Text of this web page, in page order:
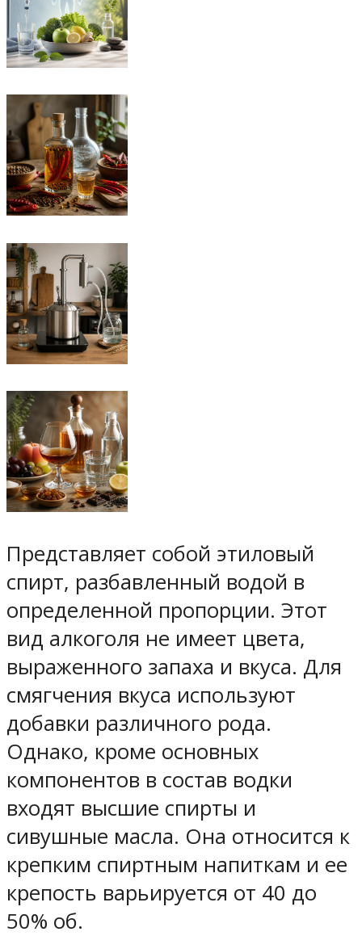
Представляет собой этиловый
спирт, разбавленный водой в
определенной пропорции. Этот
вид алкоголя не имеет цвета,
выраженного запаха и вкуса. Для
смягчения вкуса используют
добавки различного рода.
Однако, кроме основных
компонентов в состав водки
входят высшие спирты и
сивушные масла. Она относится к
крепким спиртным напиткам и ее
крепость варьируется от 40 до
50% об.